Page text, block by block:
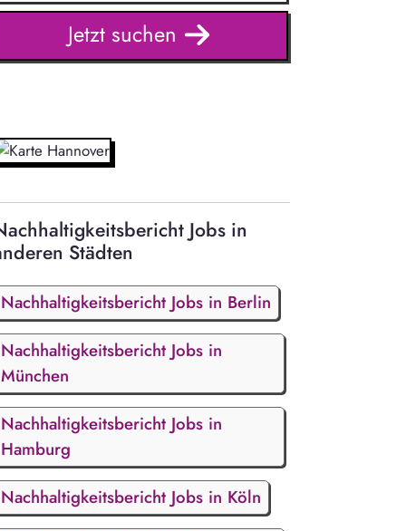
Jetzt suchen
Jobs in
Städten
Nachhaltigkeitsbericht Jobs in Berlin
Nachhaltigkeitsbericht Jobs in
München
Nachhaltigkeitsbericht Jobs in
Hamburg
Nachhaltigkeitsbericht Jobs in Köln